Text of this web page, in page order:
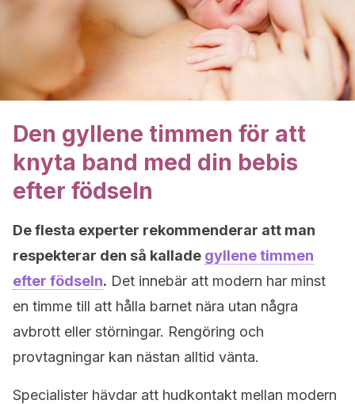
Den gyllene timmen för att
knyta band med din bebis
efter födseln
De flesta experter rekommenderar att man
respekterar den så kallade gyllene timmen
efter födseln. Det innebär att modern har minst
en timme till att hålla barnet nära utan några
avbrott eller störningar. Rengöring och
provtagningar kan nästan alltid vänta.
Specialister hävdar att hudkontakt mellan modern